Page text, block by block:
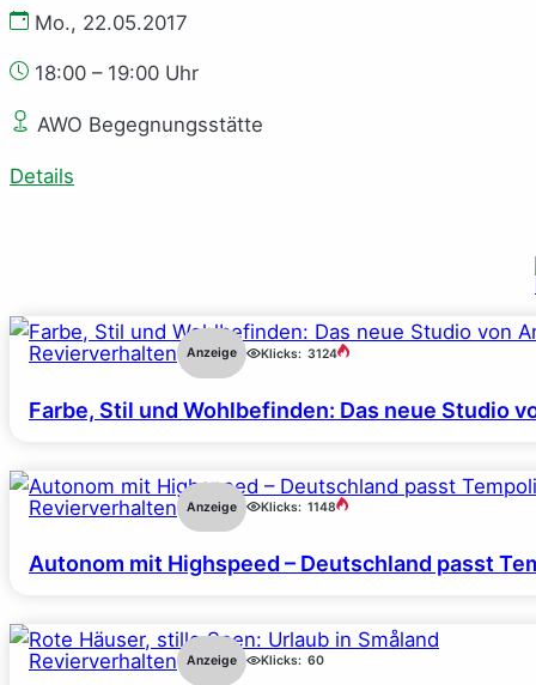
Mo., 22.05.2017
18:00 – 19:00 Uhr
AWO Begegnungsstätte
Details
Revierverhalten Anzeige Klicks: 3124
Farbe, Stil und Wohlbefinden: Das neue Studio
Revierverhalten Anzeige Klicks: 1148
Autonom mit Highspeed – Deutschland passt
Revierverhalten Anzeige Klicks: 60